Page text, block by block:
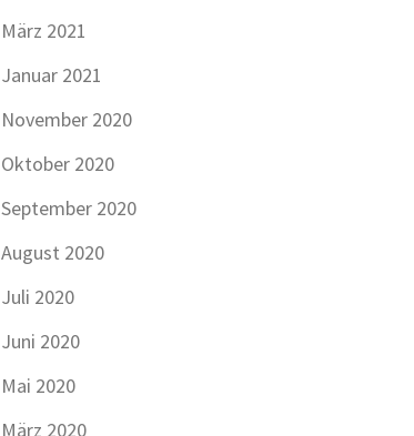
März 2021
Januar 2021
November 2020
Oktober 2020
September 2020
August 2020
Juli 2020
Juni 2020
Mai 2020
März 2020